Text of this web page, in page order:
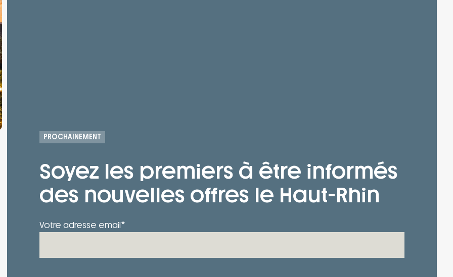
PROCHAINEMENT
Soyez les premiers à être informés
des nouvelles offres le Haut-Rhin
Votre adresse email*